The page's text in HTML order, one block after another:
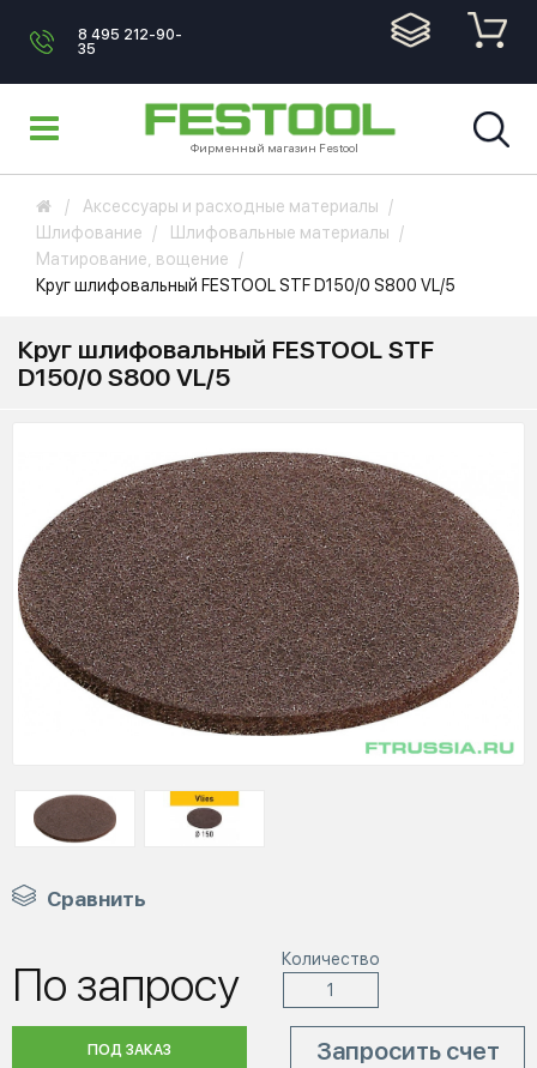
8 495 212-90-
35
Фирменный магазин Festool
Аксессуары и расходные материалы
Шлифование
Шлифовальные материалы
Матирование, вощение
Круг шлифовальный FESTOOL STF D150/0 S800 VL/5
Круг шлифовальный FESTOOL STF
D150/0 S800 VL/5
Сравнить
По запросу Количество
ПОД ЗАКАЗ Запросить счет